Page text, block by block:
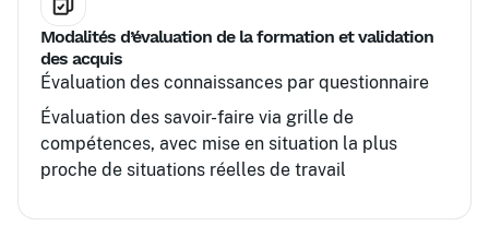
Modalités d’évaluation de la formation et validation
des acquis
Évaluation des connaissances par questionnaire
Évaluation des savoir-faire via grille de
compétences, avec mise en situation la plus
proche de situations réelles de travail